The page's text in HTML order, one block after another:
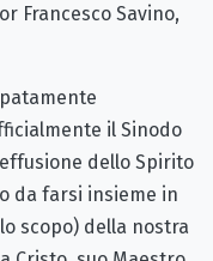
Francesco Savino,
il Sinodo
dello Spirito
da farsi insieme in
scopo) della nostra